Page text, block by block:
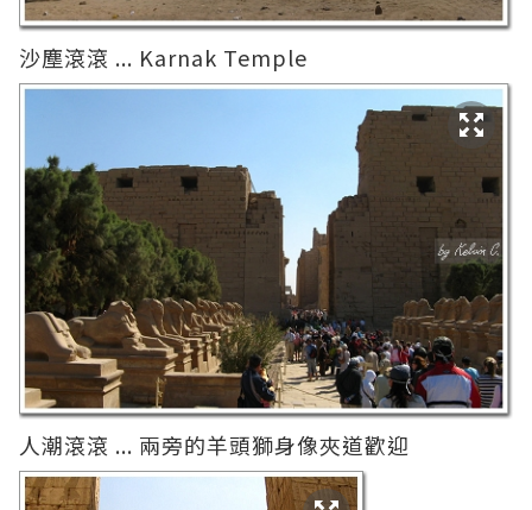
沙塵滾滾 ... Karnak Temple
人潮滾滾 ... 兩旁的羊頭獅身像夾道歡迎